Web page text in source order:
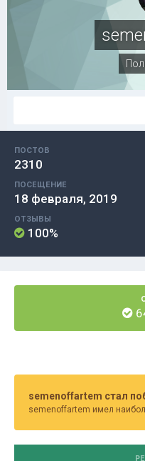
ПОСТОВ
2310
ПОСЕЩЕНИЕ
18 февраля, 2019
ОТЗЫВЫ
100%
semenoffartem стал
semenoffartem имел